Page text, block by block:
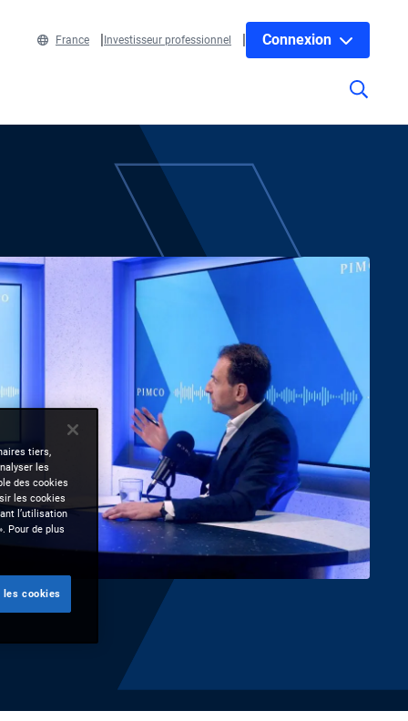
France Investisseur professionnel Connexion
tiers,
les
des cookies
les cookies
l’utilisation
Pour de plus
les cookies